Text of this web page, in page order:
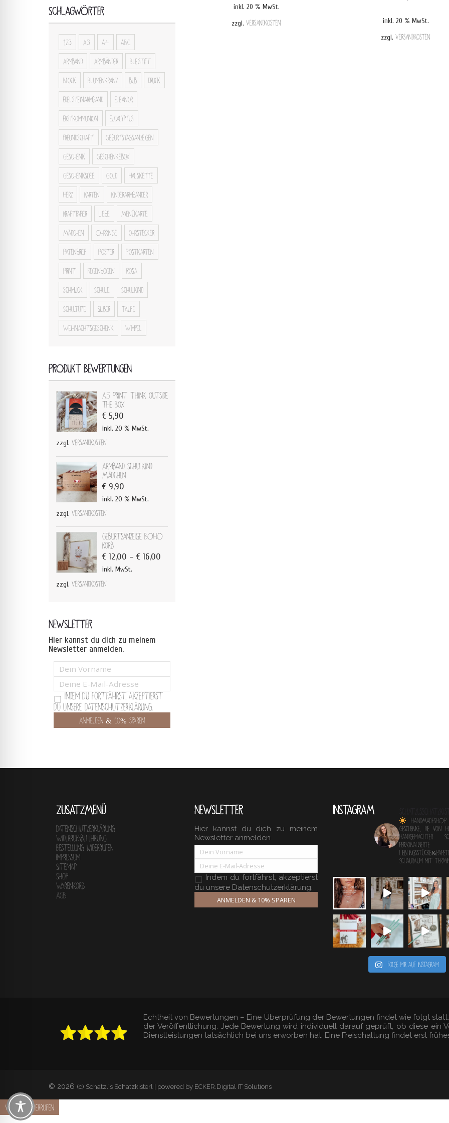
inkl. 20 % MwSt.
zzgl.Versandkosten
inkl. 20 % MwSt.
zzgl.Versandkosten
SCHLAGWÖRTER
123 A3 A4 ABC
Armband Armbänder Bleistift
Block Blumenkranz bub druck
Edelsteinarmband Eleanor
Erstkommunion Eucalyptus
Freundschaft Geburtstagsanzeigen
Geschenk Geschenkebox
Geschenksidee Gold Halskette
Herz Karten Kinderarmbänder
Kraftpapier Liebe Menükarte
Mädchen Ohrringe ohrstecker
Patenbrief Poster Postkarten
Print Regenbogen Rosa
schmuck Schule Schulkind
Schultüte Silber Taufe
Weihnachtsgeschenk Wimpel
PRODUKT BEWERTUNGEN
A5 Print Think outside
the Box
€5,90
inkl. 20 % MwSt.
zzgl. Versandkosten
Armband Schulkind
Mädchen
€9,90
inkl. 20 % MwSt.
zzgl. Versandkosten
Geburtsanzeige BOHO
Korb
€12,00 –€16,00
inkl. MwSt.
zzgl. Versandkosten
NEWSLETTER
Hier kannst du dich zu meinem
Newsletter anmelden.
Indem Du fortfährst, akzeptierst
Du unsere Datenschutzerklärung.
ZUSATZMENÜ
Datenschutzerklärung
Widerrufsbelehrung
Bestellung widerrufen
Impressum
Sitemap
Shop
Warenkorb
AGB
NEWSLETTER
Hier kannst du dich zu meinem
Newsletter anmelden.
Indem du fortfährst, akzeptierst
du unsere Datenschutzerklärung.
ANMELDEN & 10% SPAREN
INSTAGRAM
Geschenke, die von
Handgemachter
personalisierte
Schauraum mit
Folge mir auf Instagram
Echtheit von Bewertungen – Eine Überprüfung der Bewertungen findet wie folgt
der Veröffentlichung. Jede Bewertung wird individuell darauf geprüft, ob diese ein
Dienstleistungen tatsächlich bei uns erworben hat. Eine Freischaltung findet erst
© 2026 (c) Schatzl´s Schatzkisterl | powered by ECKER.Digital IT Solutions
Vertrag widerrufen